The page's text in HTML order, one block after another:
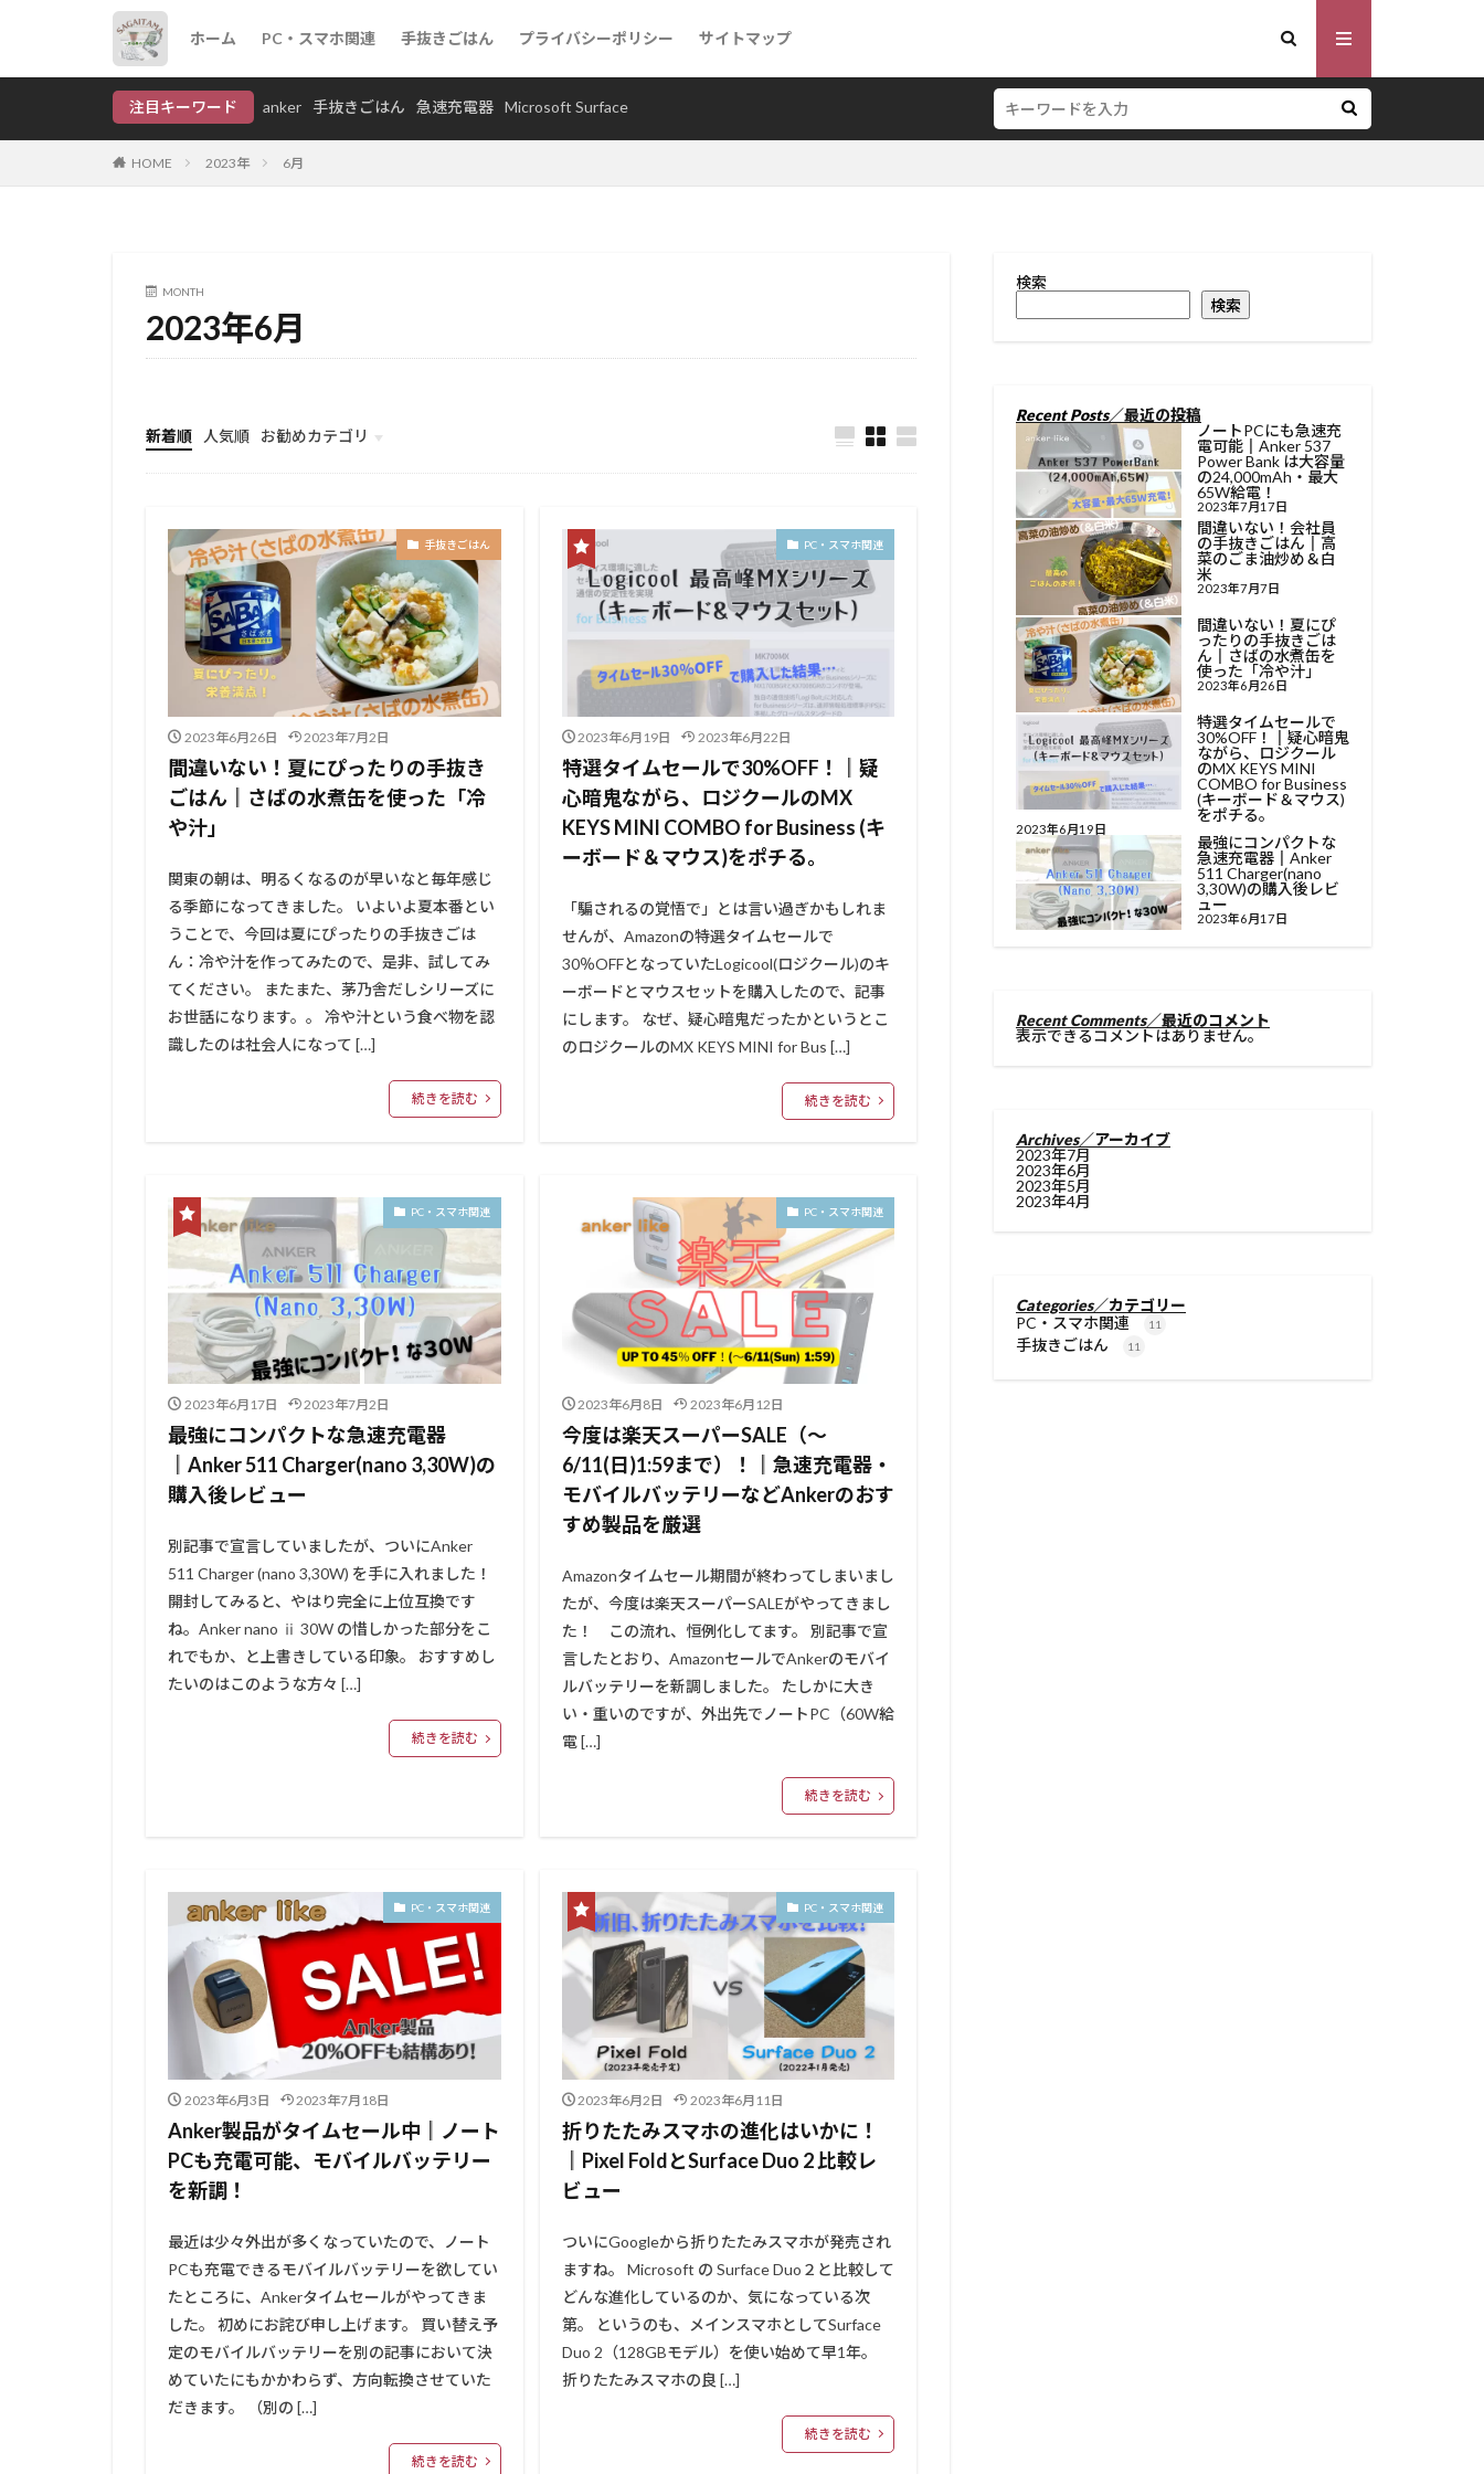
ホーム PC・スマホ関連 手抜きごはん プライバシーポリシー サイトマップ
注目キーワード anker 手抜きごはん 急速充電器 Microsoft Surface
HOME 2023年 6月
MONTH
2023年6月
新着順 人気順
お勧めカテゴリ
Uncategorized
手抜きごはん
2023年6月26日 2023年7月2日
間違いない！夏にぴったりの手抜き
ごはん║さばの水煮缶を使った「冷
や汁」
関東の朝は、明るくなるのが早いなと毎年感じ
る季節になってきました。 いよいよ夏本番とい
うことで、今回は夏にぴったりの手抜きごは
ん：冷や汁を作ってみたので、是非、試してみ
てください。 またまた、茅乃舎だしシリーズに
お世話になります。。 冷や汁という食べ物を認
識したのは社会人になって […]
続きを読む
PC・スマホ関連
2023年6月19日 2023年6月22日
特選タイムセールで30%OFF！║疑
心暗鬼ながら、ロジクールのMX
KEYS MINI COMBO for Business (キ
ーボード＆マウス)をポチる。
「騙されるの覚悟で」とは言い過ぎかもしれま
せんが、Amazonの特選タイムセールで
30％OFFとなっていたLogicool(ロジクール)のキ
ーボードとマウスセットを購入したので、記事
にします。 なぜ、疑心暗鬼だったかというとこ
のロジクールのMX KEYS MINI for Bus […]
続きを読む
PC・スマホ関連
2023年6月17日 2023年7月2日
最強にコンパクトな急速充電器
║Anker 511 Charger(nano 3,30W)の
購入後レビュー
別記事で宣言していましたが、ついにAnker
511 Charger (nano 3,30W) を手に入れました！
開封してみると、やはり完全に上位互換です
ね。Anker nano ⅱ 30W の惜しかった部分をこ
れでもか、と上書きしている印象。 おすすめし
たいのはこのような方々 […]
続きを読む
PC・スマホ関連
2023年6月8日 2023年6月12日
今度は楽天スーパーSALE（～
6/11(日)1:59まで）！║急速充電器・
モバイルバッテリーなどAnkerのおす
すめ製品を厳選
Amazonタイムセール期間が終わってしまいまし
たが、今度は楽天スーパーSALEがやってきまし
た！ この流れ、恒例化してます。 別記事で宣
言したとおり、AmazonセールでAnkerのモバイ
ルバッテリーを新調しました。 たしかに大き
い・重いのですが、外出先でノートPC（60W給
電 […]
続きを読む
PC・スマホ関連
2023年6月3日 2023年7月18日
Anker製品がタイムセール中║ノート
PCも充電可能、モバイルバッテリー
を新調！
最近は少々外出が多くなっていたので、ノート
PCも充電できるモバイルバッテリーを欲してい
たところに、Ankerタイムセールがやってきま
した。 初めにお詫び申し上げます。 買い替え予
定のモバイルバッテリーを別の記事において決
めていたにもかかわらず、方向転換させていた
だきます。 （別の […]
続きを読む
PC・スマホ関連
2023年6月2日 2023年6月11日
折りたたみスマホの進化はいかに！
║Pixel FoldとSurface Duo 2 比較レ
ビュー
ついにGoogleから折りたたみスマホが発売され
ますね。 Microsoft の Surface Duo２と比較して
どんな進化しているのか、気になっている次
第。 というのも、メインスマホとしてSurface
Duo 2（128GBモデル）を使い始めて早1年。
折りたたみスマホの良 […]
続きを読む
検索
検索
Recent Posts／最近の投稿
ノートPCにも急速充
電可能║Anker 537
Power Bank は大容量
の24,000mAh・最大
65W給電！
2023年7月17日
間違いない！会社員
の手抜きごはん║高
菜のごま油炒め＆白
米
2023年7月7日
間違いない！夏にぴ
ったりの手抜きごは
ん║さばの水煮缶を
使った「冷や汁」
2023年6月26日
特選タイムセールで
30%OFF！║疑心暗鬼
ながら、ロジクール
のMX KEYS MINI
COMBO for Business
(キーボード＆マウス)
をポチる。
2023年6月19日
最強にコンパクトな
急速充電器║Anker
511 Charger(nano
3,30W)の購入後レビ
ュー
2023年6月17日
Recent Comments／最近のコメント
表示できるコメントはありません。
Archives／アーカイブ
2023年7月
2023年6月
2023年5月
2023年4月
Categories／カテゴリー
PC・スマホ関連
11
手抜きごはん 11
モバイルバッテリー